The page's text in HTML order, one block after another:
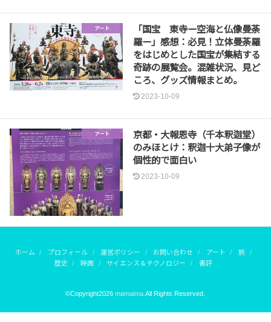
アート
「国宝 東寺ー空海と仏像曼荼
羅ー」感想：必見！立体曼荼羅
をはじめとした国宝が集結する
奇跡の展覧会。混雑状況、見ど
ころ、グッズ情報まとめ。
2023-10-09
アート
京都・大報恩寺（千本釈迦堂）
のみほとけ：釈迦十大弟子像が
個性的で面白い
2023-10-09
ホーム プロフィール 運営ポリシー お問い合わせ アート
旅
歴史
映画 サイエンス＆テクノロジー 書評
©Copyright2026mamaima .All Rights Reserved.